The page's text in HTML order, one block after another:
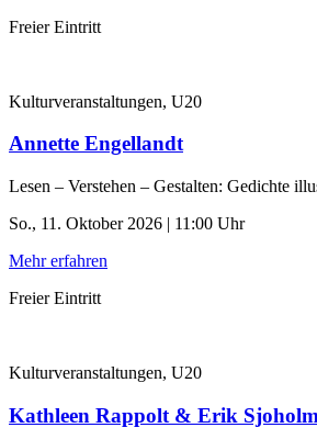
Freier Eintritt
Kulturveranstaltungen, U20
Annette Engellandt
Lesen – Verstehen – Gestalten: Gedichte
So., 11. Oktober 2026 | 11:00 Uhr
Mehr erfahren
Freier Eintritt
Kulturveranstaltungen, U20
Kathleen Rappolt & Erik Sjoholm